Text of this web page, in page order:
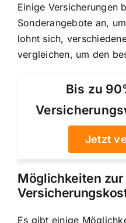
Einige Versicherungen
Sonderangebote an,
lohnt sich,
vergleichen, um den
Bis zu
Jetzt
Möglichkeiten zur
Es gibt einige